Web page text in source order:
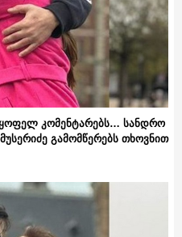
კომენტარებს… სანდრო
გამომწერებს თხოვნით